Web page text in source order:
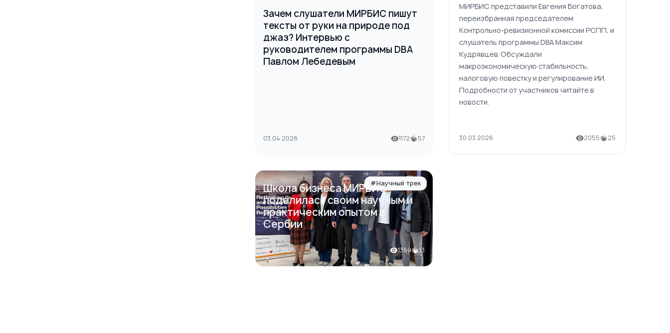
Зачем слушатели МИРБИС пишут
тексты от руки на природе под
джаз? Интервью с
руководителем программы DBA
Павлом Лебедевым
03.04.2026 1172 57
МИРБИС представили Евгения Богатова,
переизбранная председателем
Контрольно-ревизионной комиссии РСПП, и
слушатель программы DBA Максим
Кудрявцев. Обсуждали
макроэкономическую стабильность,
налоговую повестку и регулирование ИИ.
Подробности от участников читайте в
новости.
30.03.2026 2055 25
#Научный трек
Школа бизнеса МИРБИС
поделилась своим научным и
практическим опытом в
Сербии
28.10.2025 1369 13